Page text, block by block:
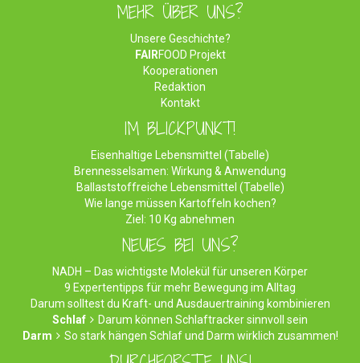
MEHR ÜBER UNS?
Unsere Geschichte?
FAIRFOOD Projekt
Kooperationen
Redaktion
Kontakt
IM BLICKPUNKT!
Eisenhaltige Lebensmittel (Tabelle)
Brennesselsamen: Wirkung & Anwendung
Ballaststoffreiche Lebensmittel (Tabelle)
Wie lange müssen Kartoffeln kochen?
Ziel: 10 Kg abnehmen
NEUES BEI UNS?
NADH – Das wichtigste Molekül für unseren Körper
9 Expertentipps für mehr Bewegung im Alltag
Darum solltest du Kraft- und Ausdauertraining kombinieren
Schlaf
Darum können Schlaftracker sinnvoll sein
Darm
So stark hängen Schlaf und Darm wirklich zusammen!